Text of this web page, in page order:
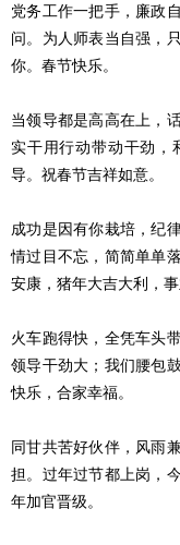
党务工作一把手，廉政
问。为人师表当自强，
你。春节快乐。
当领导都是高高在上，
实干用行动带动干劲，
导。祝春节吉祥如意。
成功是因有你栽培，纪
情过目不忘，简简单单
安康，猪年大吉大利，事
火车跑得快，全凭车头
领导干劲大；我们腰包
快乐，合家幸福。
同甘共苦好伙伴，风雨
担。过年过节都上岗，
年加官晋级。